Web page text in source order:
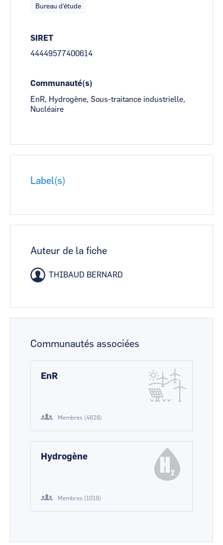
Bureau d'étude
SIRET
44449577400614
Communauté(s)
EnR, Hydrogène, Sous-traitance industrielle,
Nucléaire
Label(s)
Auteur de la fiche
THIBAUD BERNARD
Communautés associées
EnR
Membres (4628)
Hydrogène
Membres (1019)